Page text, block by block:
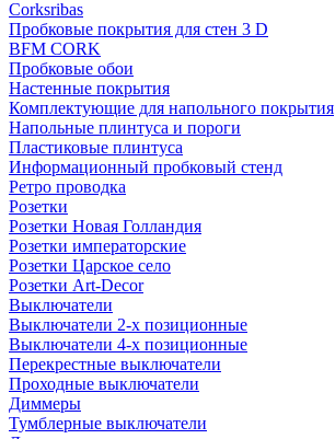
Corksribas
Пробковые покрытия для стен 3 D
BFM CORK
Пробковые обои
Настенные покрытия
Комплектующие для напольного покрытия
Напольные плинтуса и пороги
Пластиковые плинтуса
Информационный пробковый стенд
Ретро проводка
Розетки
Розетки Новая Голландия
Розетки императорские
Розетки Царское село
Розетки Art-Decor
Выключатели
Выключатели 2-х позиционные
Выключатели 4-х позиционные
Перекрестные выключатели
Проходные выключатели
Диммеры
Тумблерные выключатели